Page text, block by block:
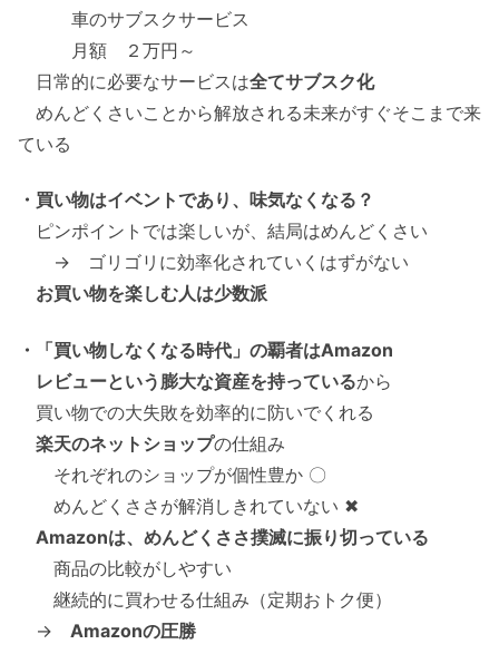
車のサブスクサービス
月額 ２万円～
日常的に必要なサービスは全てサブスク化
めんどくさいことから解放される未来がすぐそこまで来
ている
・買い物はイベントであり、味気なくなる？
ピンポイントでは楽しいが、結局はめんどくさい
→ ゴリゴリに効率化されていくはずがない
お買い物を楽しむ人は少数派
・「買い物しなくなる時代」の覇者はAmazon
レビューという膨大な資産を持っているから
買い物での大失敗を効率的に防いでくれる
楽天のネットショップの仕組み
それぞれのショップが個性豊か 〇
めんどくささが解消しきれていない ✖
Amazonは、めんどくささ撲滅に振り切っている
商品の比較がしやすい
継続的に買わせる仕組み（定期おトク便）
→ Amazonの圧勝